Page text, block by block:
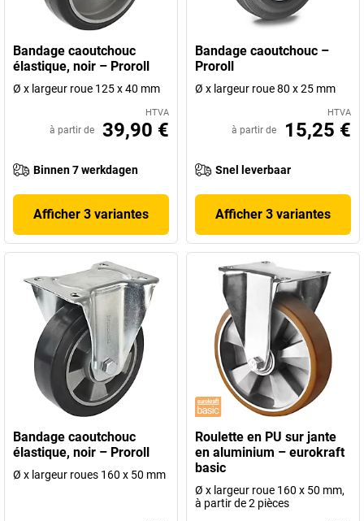
Bandage caoutchouc
élastique, noir – Proroll
Ø x largeur roue 125 x 40 mm
HTVA
à partir de 39,90 €
Binnen 7 werkdagen
Afficher 3 variantes
Bandage caoutchouc –
Proroll
Ø x largeur roue 80 x 25 mm
HTVA
à partir de 15,25 €
Snel leverbaar
Afficher 3 variantes
Bandage caoutchouc
élastique, noir – Proroll
Ø x largeur roues 160 x 50 mm
Roulette en PU sur jante
en aluminium – eurokraft
basic
Ø x largeur roue 160 x 50 mm,
à partir de 2 pièces